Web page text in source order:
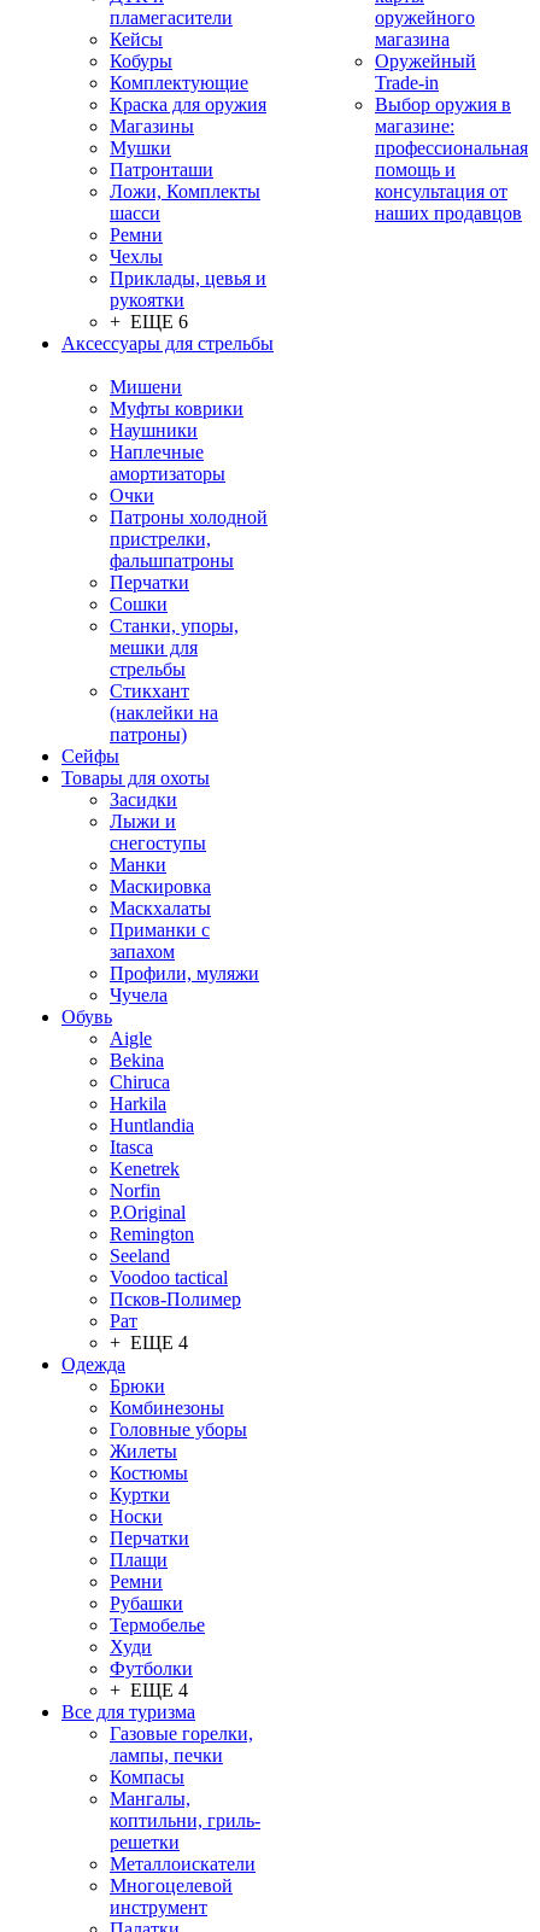
пламегасители
Кейсы
Кобуры
Комплектующие
Краска для оружия
Магазины
Мушки
Патронташи
Ложи, Комплекты
шасси
Ремни
Чехлы
Приклады, цевья и
рукоятки
+ ЕЩЕ 6
Аксессуары для стрельбы
Мишени
Муфты коврики
Наушники
Наплечные
амортизаторы
Очки
Патроны холодной
пристрелки,
фальшпатроны
Перчатки
Сошки
Станки, упоры,
мешки для
стрельбы
Стикхант
(наклейки на
патроны)
Сейфы
Товары для охоты
Засидки
Лыжи и
снегоступы
Манки
Маскировка
Маскхалаты
Приманки с
запахом
Профили, муляжи
Чучела
Обувь
Aigle
Bekina
Chiruсa
Harkila
Huntlandia
Itasca
Kenetrek
Norfin
P.Original
Remington
Seeland
Voodoo tactical
Псков-Полимер
Рат
+ ЕЩЕ 4
Одежда
Брюки
Комбинезоны
Головные уборы
Жилеты
Костюмы
Куртки
Носки
Перчатки
Плащи
Ремни
Рубашки
Термобелье
Худи
Футболки
+ ЕЩЕ 4
Все для туризма
Газовые горелки,
лампы, печки
Компасы
Мангалы,
коптильни, гриль-
решетки
Металлоискатели
Многоцелевой
инструмент
оружейного
магазина
Оружейный
Trade-in
Выбор оружия в
магазине:
профессиональная
помощь и
консультация от
наших продавцов